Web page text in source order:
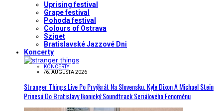
Uprising festival
Grape festival
Pohoda festival
Colours of Ostrava
Sziget
Bratislavské Jazzové Dni
Koncerty
KONCERTY
/6. AUGUSTA 2026
Stranger Things Live Po Prvýkrát Na Slovensku. Kyle Dixon A Michael Stein
Prinesú Do Bratislavy Ikonický Soundtrack Seriálového Fenoménu